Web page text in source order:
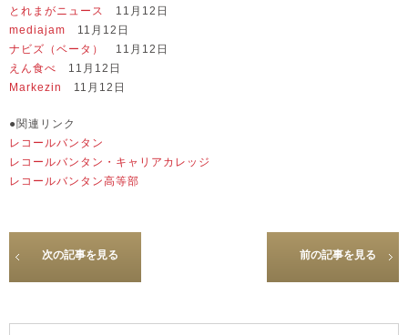
とれまがニュース
11月12日
mediajam 11月12日
ナビズ（ベータ）
11月12日
えん食べ 11月12日
Markezin
11月12日
●関連リンク
レコールバンタン
レコールバンタン・キャリアカレッジ
レコールバンタン高等部
次の記事を見る 前の記事を見る